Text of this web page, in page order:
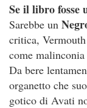
Se il libro fosse
Sarebbe un
critica,
come malinconia
Da bere
organetto che
gotico di Avati